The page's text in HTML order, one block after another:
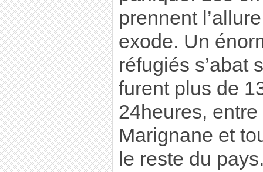
prennent
exode. Un
réfugiés s’abat
furent plus de
24heures,
Marignane et
le reste du